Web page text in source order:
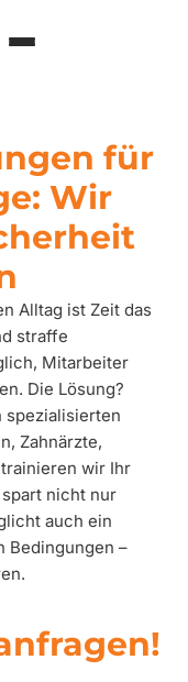
für
Wir
Alltag ist Zeit das
straffe
Mitarbeiter
Die Lösung?
spezialisierten
Zahnärzte,
wir Ihr
nicht nur
auch ein
Bedingungen –